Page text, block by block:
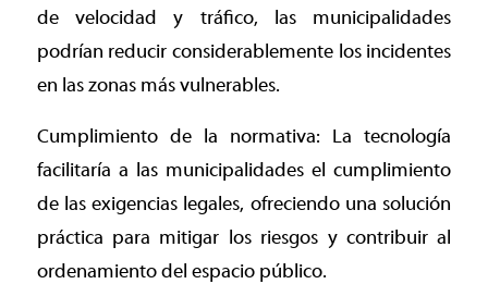
de velocidad y tráfico, las municipalidades
podrían reducir considerablemente los incidentes
en las zonas más vulnerables.
Cumplimiento de la normativa: La tecnología
facilitaría a las municipalidades el cumplimiento
de las exigencias legales, ofreciendo una solución
práctica para mitigar los riesgos y contribuir al
ordenamiento del espacio público.